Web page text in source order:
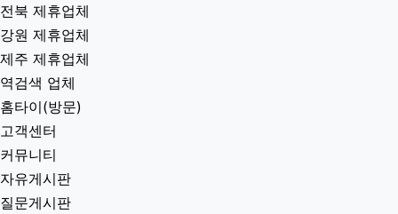
전북 제휴업체
강원 제휴업체
제주 제휴업체
역검색 업체
홈타이(방문)
고객센터
커뮤니티
자유게시판
질문게시판